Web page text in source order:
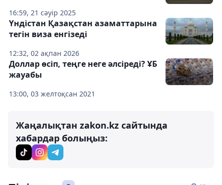
16:59, 21 сәуір 2025
12:32, 02 ақпан 2026
Үндістан Қазақстан азаматтарына
тегін виза енгізеді
13:00, 03 желтоқсан 2021
Доллар өсіп, теңге неге әлсіреді? ҰБ
жауабы
Жаңалықтан zakon.kz сайтында
хабардар болыңыз: